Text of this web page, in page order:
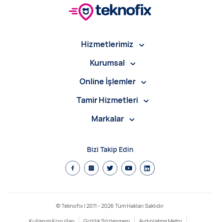
Hizmetlerimiz
Kurumsal
Online İşlemler
Tamir Hizmetleri
Markalar
Bizi Takip Edin
© Teknofix | 2011 - 2026 Tüm Hakları Saklıdır.